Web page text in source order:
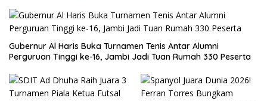
Gubernur Al Haris Buka Turnamen Tenis Antar Alumni
Perguruan Tinggi ke-16, Jambi Jadi Tuan Rumah 330 Peserta